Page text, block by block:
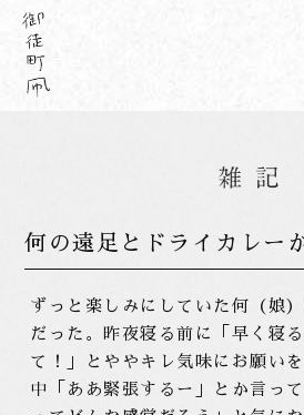
何の遠足とドライカレー
ずっと楽しみにしていた何（娘
だった。昨夜寝る前に「早く寝
て！」とややキレ気味にお願い
中「ああ緊張するー」とか言っ